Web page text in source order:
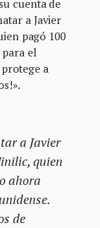
cuenta de
a Javier
pagó 100
el
a
a Javier
quien
ahora
de